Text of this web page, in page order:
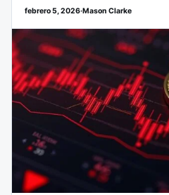
febrero 5, 2026·Mason Clarke